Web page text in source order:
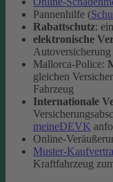
Pannenhilfe (
Rabattschutz:
elektronische
Autoversicherung
Mallorca-​Police:
gleichen
Fahrzeug
Internationale
meineDEVK
Online-​
Muster-​
Kraftfahrzeug